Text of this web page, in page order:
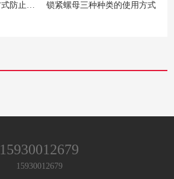
防松螺母是通过什么方式防止螺母松动呢？ 锁紧螺母三种种类的使用方式
15930012679
15930012679